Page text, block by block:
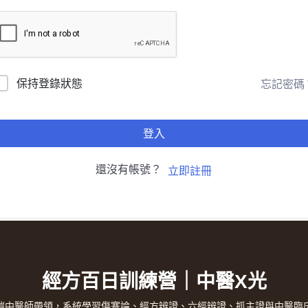
保持登錄狀態 忘記密碼
登入
還沒有帳號？ 立即註冊
經方百日訓練營｜中醫X光
中醫師帶領，系統學習傷寒論、經方辨證、六經辨證、抓主證與中醫臨